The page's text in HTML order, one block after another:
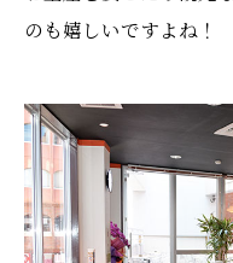
のも嬉しいですよね！